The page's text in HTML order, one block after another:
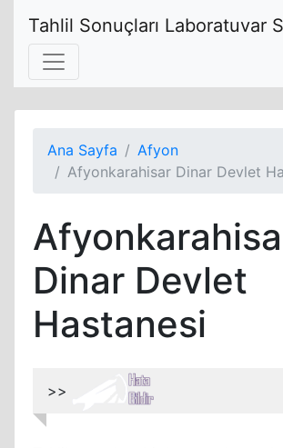
Tahlil Sonuçları Laboratuvar
Ana Sayfa
Afyon
Afyonkarahisar Dinar Devlet
Dinar Devlet
Hastanesi
>>